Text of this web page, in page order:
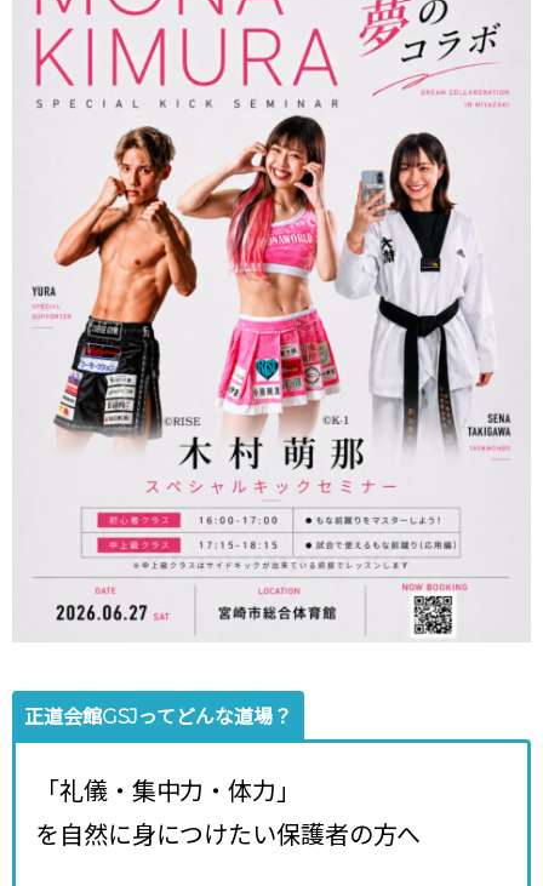
正道会館GSJってどんな道場？
「礼儀・集中力・体力」
を自然に身につけたい保護者の方へ